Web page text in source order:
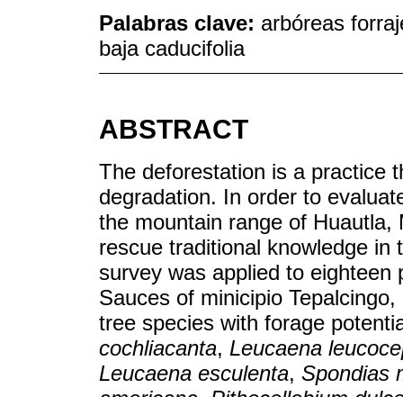
Palabras clave: arbóreas
baja caducifolia
ABSTRACT
The deforestation is a practice
degradation. In order to
the mountain range of
rescue traditional knowledge
survey was applied to
Sauces of minicipio
tree species with forage
cochliacanta, Leucaena
Leucaena esculenta, Spondias